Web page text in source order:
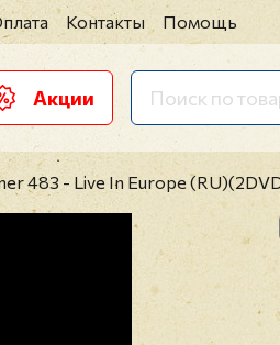
Контакты Помощь
Акции
483 - Live In Europe